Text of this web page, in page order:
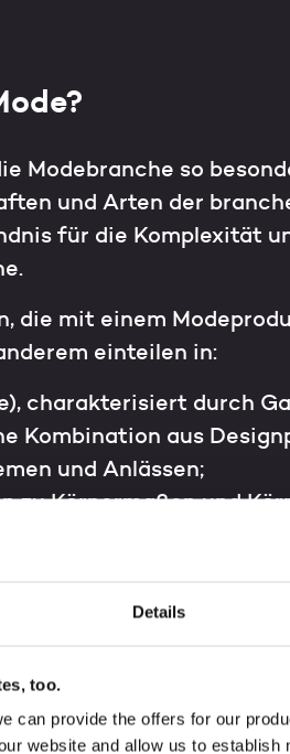
Details
too.
can provide the offers for our
website and allow us to
Modebranche so
und Arten der
für die Komplexität
die mit einem
einteilen in:
charakterisiert durch
Kombination aus
und Anlässen;
zu Körpermaßen und
Schnittmuster, Nähen